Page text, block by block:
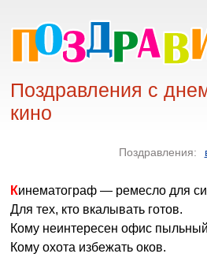
Поздравления с
кино
Поздравления:
Кинематограф — ремесло для
Для тех, кто вкалывать готов.
Кому неинтересен офис
Кому охота избежать оков.